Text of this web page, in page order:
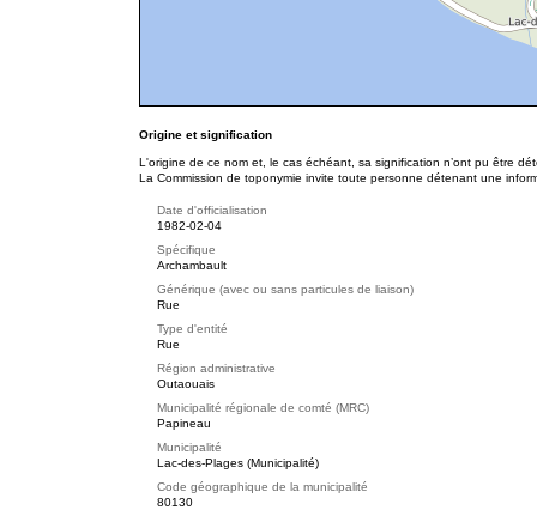
Origine et signification
L'origine de ce nom et, le cas échéant, sa signification n’ont pu être
La Commission de toponymie invite toute personne détenant une
Date d'officialisation
1982-02-04
Spécifique
Archambault
Générique (avec ou sans particules de liaison)
Rue
Type d'entité
Rue
Région administrative
Outaouais
Municipalité régionale de comté (MRC)
Papineau
Municipalité
Lac-des-Plages (Municipalité)
Code géographique de la municipalité
80130